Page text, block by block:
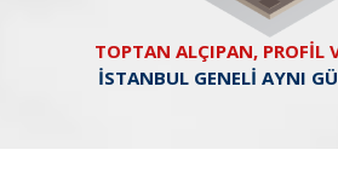
TOPTAN ALÇIPAN, PROFİL
İSTANBUL GENELİ AYNI